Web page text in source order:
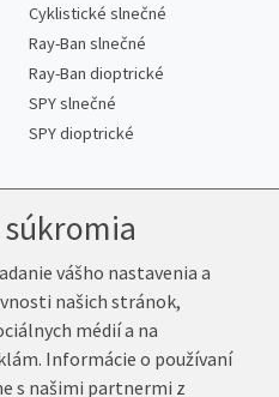
Cyklistické slnečné
Ray-Ban slnečné
Ray-Ban dioptrické
SPY slnečné
SPY dioptrické
vášho nastavenia a
našich stránok,
médií a na
Informácie o používaní
s našimi partnermi z